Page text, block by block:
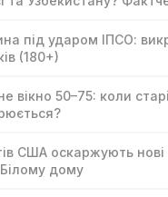
під ударом ІПСО:
(180+)
вікно 50–75: коли
США оскаржують
дому